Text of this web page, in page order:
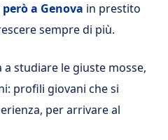
a Genova in prestito
sempre di più.
a studiare le giuste mosse,
profili giovani che si
per arrivare al